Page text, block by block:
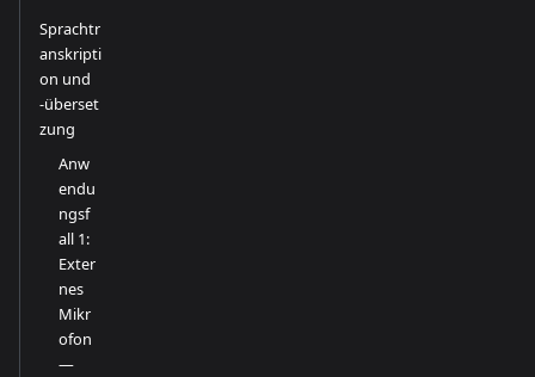
Sprachtr
anskripti
on und
-überset
zung
Anw
endu
ngsf
all 1:
Exter
nes
Mikr
ofon
—